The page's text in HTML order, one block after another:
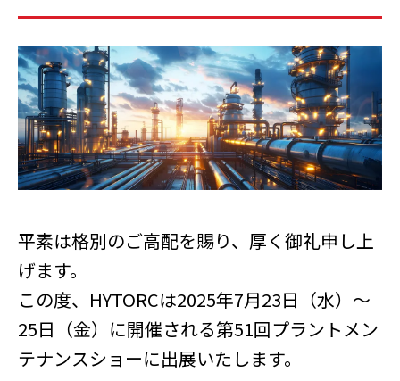
平素は格別のご高配を賜り、厚く御礼申し上
げます。
この度、HYTORCは2025年7月23日（水）～
25日（金）に開催される第51回プラントメン
テナンスショーに出展いたします。